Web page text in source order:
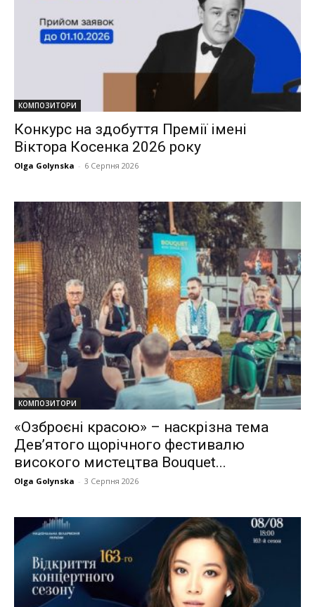
КОМПОЗИТОРИ
Конкурс на здобуття Премії імені
Віктора Косенка 2026 року
Olga Golynska - 6 Серпня 2026
КОМПОЗИТОРИ
«Озброєні красою» – наскрізна тема
Дев’ятого щорічного фестивалю
високого мистецтва Bouquet...
Olga Golynska - 3 Серпня 2026